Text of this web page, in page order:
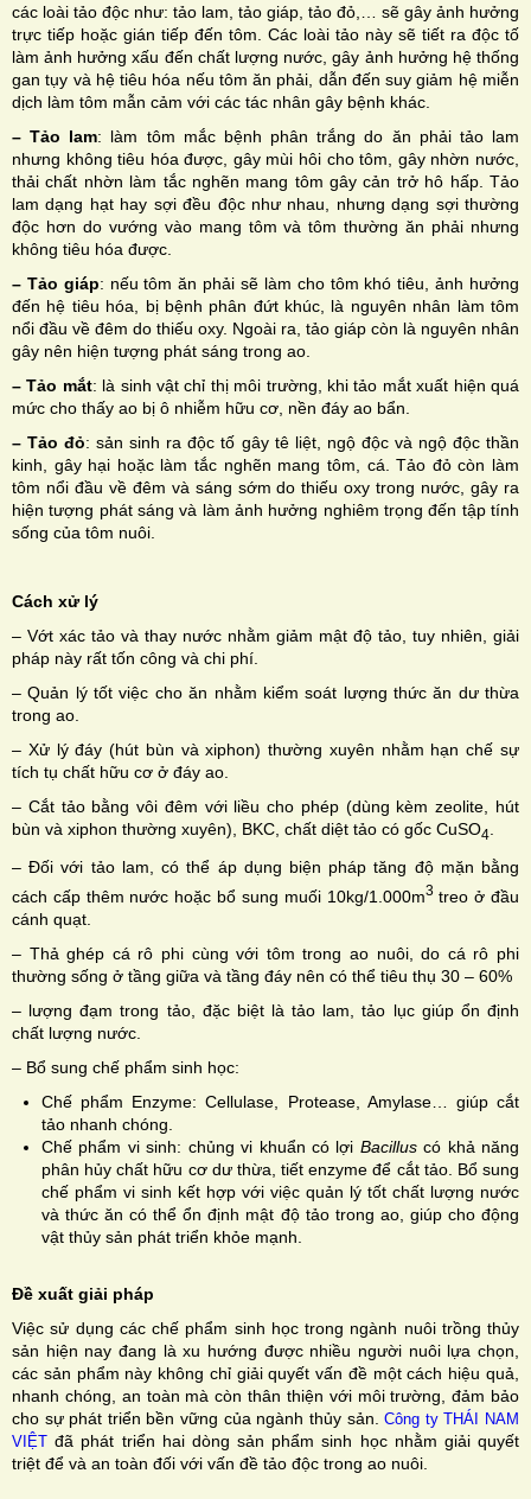
các loài tảo độc như: tảo lam, tảo giáp, tảo đỏ,… sẽ gây ảnh hưởng
trực tiếp hoặc gián tiếp đến tôm. Các loài tảo này sẽ tiết ra độc tố
làm ảnh hưởng xấu đến chất lượng nước, gây ảnh hưởng hệ thống
gan tụy và hệ tiêu hóa nếu tôm ăn phải, dẫn đến suy giảm hệ miễn
dịch làm tôm mẫn cảm với các tác nhân gây bệnh khác.
– Tảo lam: làm tôm mắc bệnh phân trắng do ăn phải tảo lam
nhưng không tiêu hóa được, gây mùi hôi cho tôm, gây nhờn nước,
thải chất nhờn làm tắc nghẽn mang tôm gây cản trở hô hấp. Tảo
lam dạng hạt hay sợi đều độc như nhau, nhưng dạng sợi thường
độc hơn do vướng vào mang tôm và tôm thường ăn phải nhưng
không tiêu hóa được.
– Tảo giáp: nếu tôm ăn phải sẽ làm cho tôm khó tiêu, ảnh hưởng
đến hệ tiêu hóa, bị bệnh phân đứt khúc, là nguyên nhân làm tôm
nổi đầu về đêm do thiếu oxy. Ngoài ra, tảo giáp còn là nguyên nhân
gây nên hiện tượng phát sáng trong ao.
– Tảo mắt: là sinh vật chỉ thị môi trường, khi tảo mắt xuất hiện quá
mức cho thấy ao bị ô nhiễm hữu cơ, nền đáy ao bẩn.
– Tảo đỏ: sản sinh ra độc tố gây tê liệt, ngộ độc và ngộ độc thần
kinh, gây hại hoặc làm tắc nghẽn mang tôm, cá. Tảo đỏ còn làm
tôm nổi đầu về đêm và sáng sớm do thiếu oxy trong nước, gây ra
hiện tượng phát sáng và làm ảnh hưởng nghiêm trọng đến tập tính
sống của tôm nuôi.
Cách xử lý
– Vớt xác tảo và thay nước nhằm giảm mật độ tảo, tuy nhiên, giải
pháp này rất tốn công và chi phí.
– Quản lý tốt việc cho ăn nhằm kiểm soát lượng thức ăn dư thừa
trong ao.
– Xử lý đáy (hút bùn và xiphon) thường xuyên nhằm hạn chế sự
tích tụ chất hữu cơ ở đáy ao.
– Cắt tảo bằng vôi đêm với liều cho phép (dùng kèm zeolite, hút
bùn và xiphon thường xuyên), BKC, chất diệt tảo có gốc CuSO4
– Đối với tảo lam, có thể áp dụng biện pháp tăng độ mặn bằng
cách cấp thêm nước hoặc bổ sung muối 10kg/1.000m3treo ở đầu
cánh quạt.
– Thả ghép cá rô phi cùng với tôm trong ao nuôi, do cá rô phi
thường sống ở tầng giữa và tầng đáy nên có thể tiêu thụ 30 – 60%
– lượng đạm trong tảo, đặc biệt là tảo lam, tảo lục giúp ổn định
chất lượng nước.
– Bổ sung chế phẩm sinh học:
Chế phẩm Enzyme: Cellulase, Protease, Amylase… giúp cắt
tảo nhanh chóng.
Chế phẩm vi sinh: chủng vi khuẩn có lợi Bacilluscó khả năng
phân hủy chất hữu cơ dư thừa, tiết enzyme để cắt tảo. Bổ sung
chế phẩm vi sinh kết hợp với việc quản lý tốt chất lượng nước
và thức ăn có thể ổn định mật độ tảo trong ao, giúp cho động
vật thủy sản phát triển khỏe mạnh.
Đề xuất giải pháp
Việc sử dụng các chế phẩm sinh học trong ngành nuôi trồng thủy
sản hiện nay đang là xu hướng được nhiều người nuôi lựa chọn,
các sản phẩm này không chỉ giải quyết vấn đề một cách hiệu quả,
nhanh chóng, an toàn mà còn thân thiện với môi trường, đảm bảo
cho sự phát triển bền vững của ngành thủy sản.Công ty THÁI NAM
VIỆT đã phát triển hai dòng sản phẩm sinh học nhằm giải quyết
triệt để và an toàn đối với vấn đề tảo độc trong ao nuôi.